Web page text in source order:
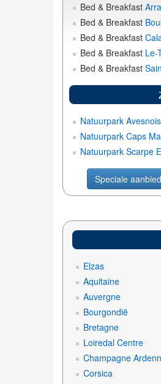
Bed & Breakfast
Bed & Breakfast
Bed & Breakfast
Bed & Breakfast Le-
Bed & Breakfast
Natuurpark Avesnois
Natuurpark Caps
Natuurpark Scarpe
Speciale
Elzas
Aquitaine
Auvergne
Bourgondië
Bretagne
Loiredal Centre
Champagne
Corsica